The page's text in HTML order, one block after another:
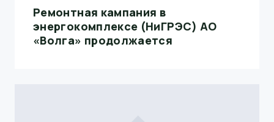
Ремонтная кампания в
энергокомплексе (НиГРЭС) АО
«Волга» продолжается